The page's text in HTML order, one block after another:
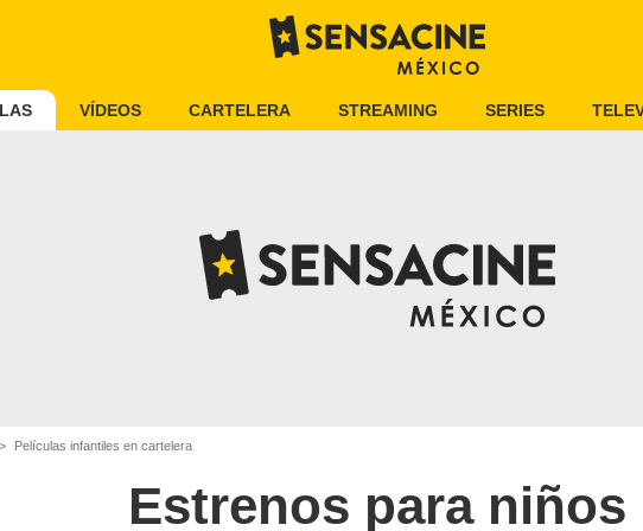
VÍDEOS CARTELERA STREAMING SERIES
Películas infantiles en cartelera
Estrenos para niños